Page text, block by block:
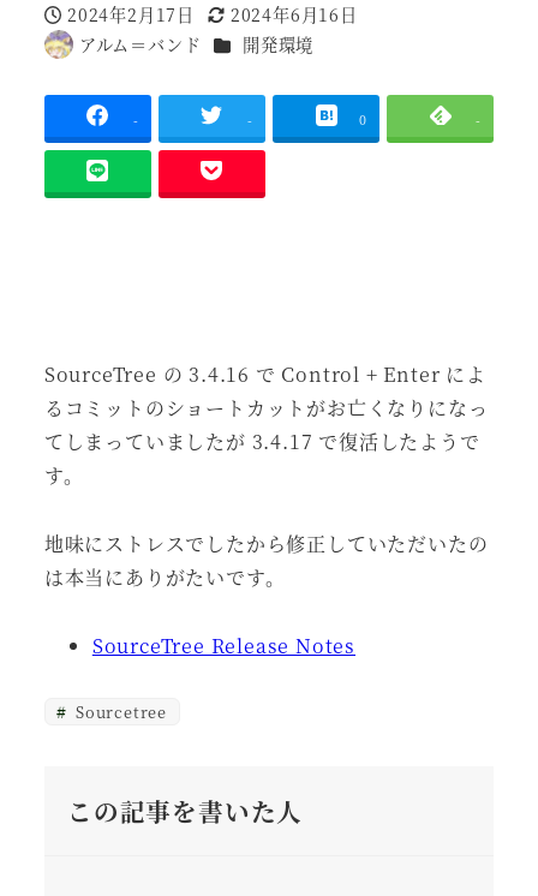
投稿日
2024年2月17日
更新日
2024年6月16日
著
アルム＝バンド カテゴリー
開発環境
- - 0 -
SourceTree の 3.4.16 で Control + Enter によ
るコミットのショートカットがお亡くなりになっ
てしまっていましたが 3.4.17 で復活したようで
す。
地味にストレスでしたから修正していただいたの
は本当にありがたいです。
SourceTree Release Notes
Sourcetree
この記事を書いた人